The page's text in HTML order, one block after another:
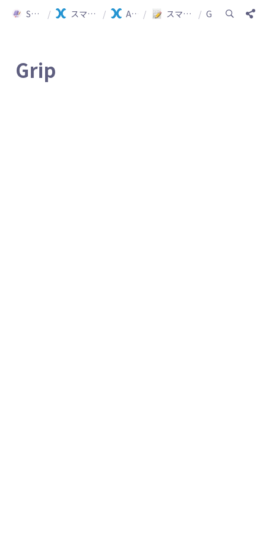
Smartship Guide / スマートシップ ガイド(日本語) / API 連動ガイド / スマートシップ連動可能ショッピングモールの確認 /
Grip